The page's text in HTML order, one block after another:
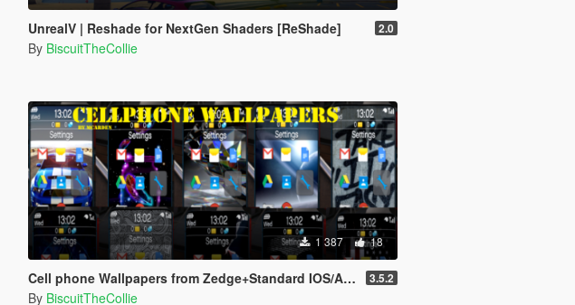
UnrealV | Reshade for NextGen Shaders [ReShade] 2.0
By BiscuitTheCollie
1 387 18
Cell phone Wallpapers from Zedge+Standard IOS/Android Wallpaper 3.5.2
By BiscuitTheCollie